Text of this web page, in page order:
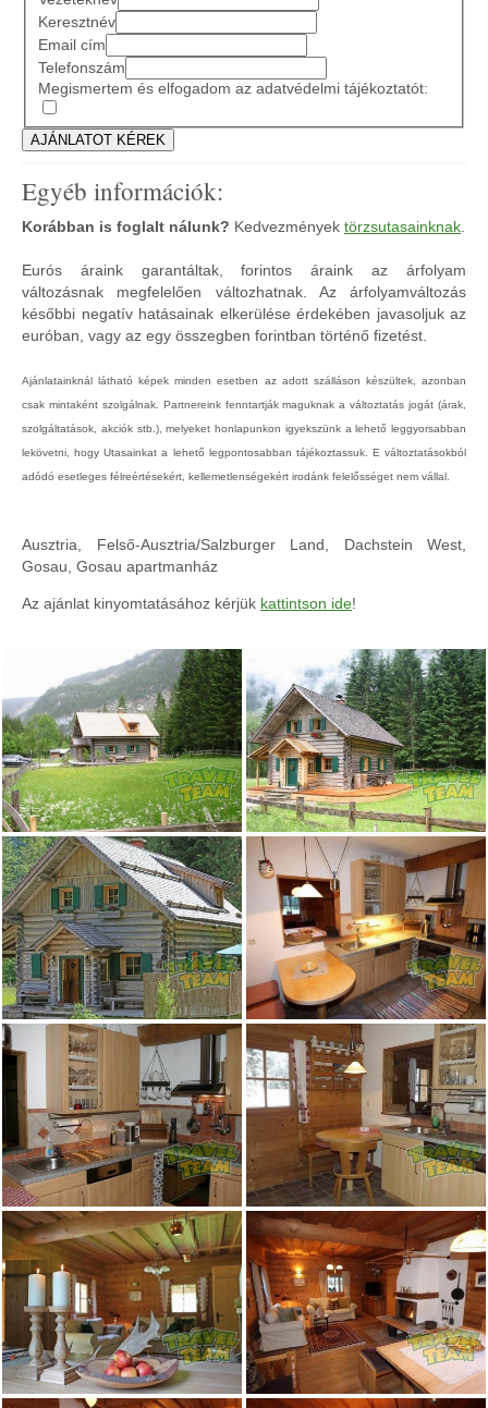
Keresztnév
Email cím
Telefonszám
Megismertem és elfogadom az adatvédelmi tájékoztatót:
Egyéb információk:
Korábban is foglalt nálunk? Kedvezmények törzsutasainknak.
Eurós áraink garantáltak, forintos áraink az árfolyam
változásnak megfelelően változhatnak. Az árfolyamváltozás
későbbi negatív hatásainak elkerülése érdekében javasoljuk az
euróban, vagy az egy összegben forintban történő fizetést.
Ajánlatainknál látható képek minden esetben az adott szálláson készültek, azonban
csak mintaként szolgálnak. Partnereink fenntartják maguknak a változtatás jogát (árak,
szolgáltatások, akciók stb.), melyeket honlapunkon igyekszünk a lehető leggyorsabban
lekövetni, hogy Utasainkat a lehető legpontosabban tájékoztassuk. E változtatásokból
adódó esetleges félreértésekért, kellemetlenségekért irodánk felelősséget nem vállal.
Ausztria, Felső-Ausztria/Salzburger Land, Dachstein West,
Gosau, Gosau apartmanház
Az ajánlat kinyomtatásához kérjük kattintson ide!